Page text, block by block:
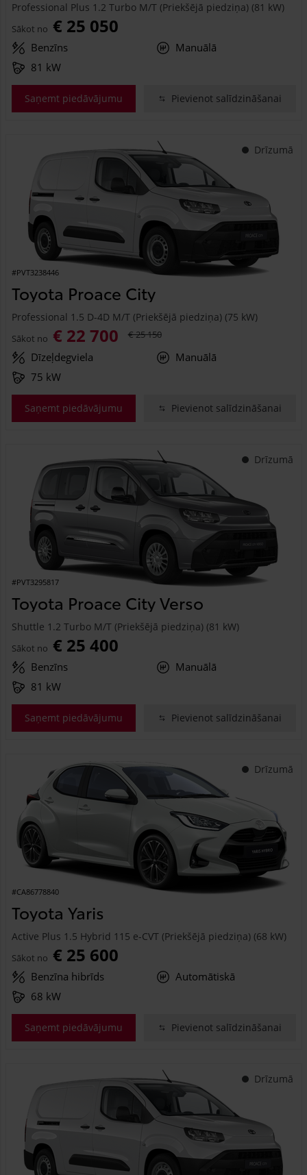
Professional Plus 1.2 Turbo M/T (Priekšējā piedziņa) (81 kW)
Sākot no € 25 050
Benzīns
Manuālā
81 kW
Saņemt piedāvājumu Pievienot salīdzināšanai
Drīzumā
#PVT3238446
Toyota Proace City
Professional 1.5 D-4D M/T (Priekšējā piedziņa) (75 kW)
Sākot no € 22 700 € 25 150
Dīzeļdegviela
Manuālā
75 kW
Saņemt piedāvājumu Pievienot salīdzināšanai
Drīzumā
#PVT3295817
Toyota Proace City Verso
Shuttle 1.2 Turbo M/T (Priekšējā piedziņa) (81 kW)
Sākot no € 25 400
Benzīns
Manuālā
81 kW
Saņemt piedāvājumu Pievienot salīdzināšanai
Drīzumā
#CA86778840
Toyota Yaris
Active Plus 1.5 Hybrid 115 e-CVT (Priekšējā piedziņa) (68 kW)
Sākot no € 25 600
Benzīna hibrīds
Automātiskā
68 kW
Saņemt piedāvājumu Pievienot salīdzināšanai
Drīzumā